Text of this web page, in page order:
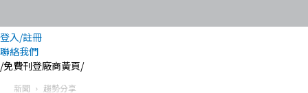
登入/註冊
聯絡我們
/免費刊登廠商黃頁/
新聞 趨勢分享